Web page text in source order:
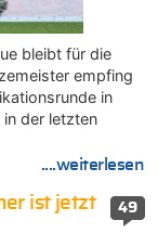
bleibt für die
empfing
in
der letzten
....weiterlesen
49
ist jetzt